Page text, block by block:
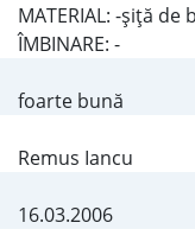
MATERIAL: -şiţă
ÎMBINARE: -
foarte bună
Remus Iancu
16.03.2006